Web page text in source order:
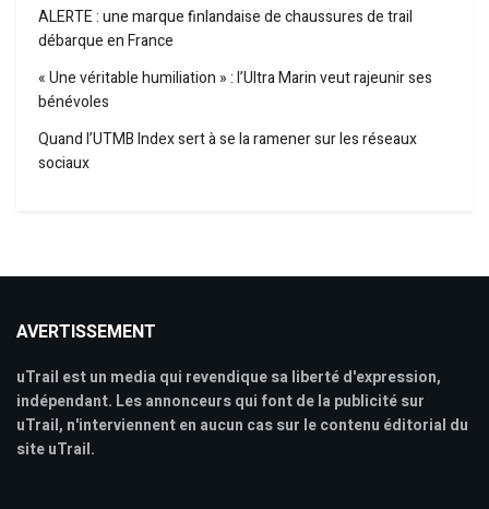
ALERTE : une marque finlandaise de chaussures de trail
débarque en France
« Une véritable humiliation » : l’Ultra Marin veut rajeunir ses
bénévoles
Quand l’UTMB Index sert à se la ramener sur les réseaux
sociaux
AVERTISSEMENT
uTrail est un media qui revendique sa liberté d'expression,
indépendant. Les annonceurs qui font de la publicité sur
uTrail, n'interviennent en aucun cas sur le contenu éditorial du
site uTrail.